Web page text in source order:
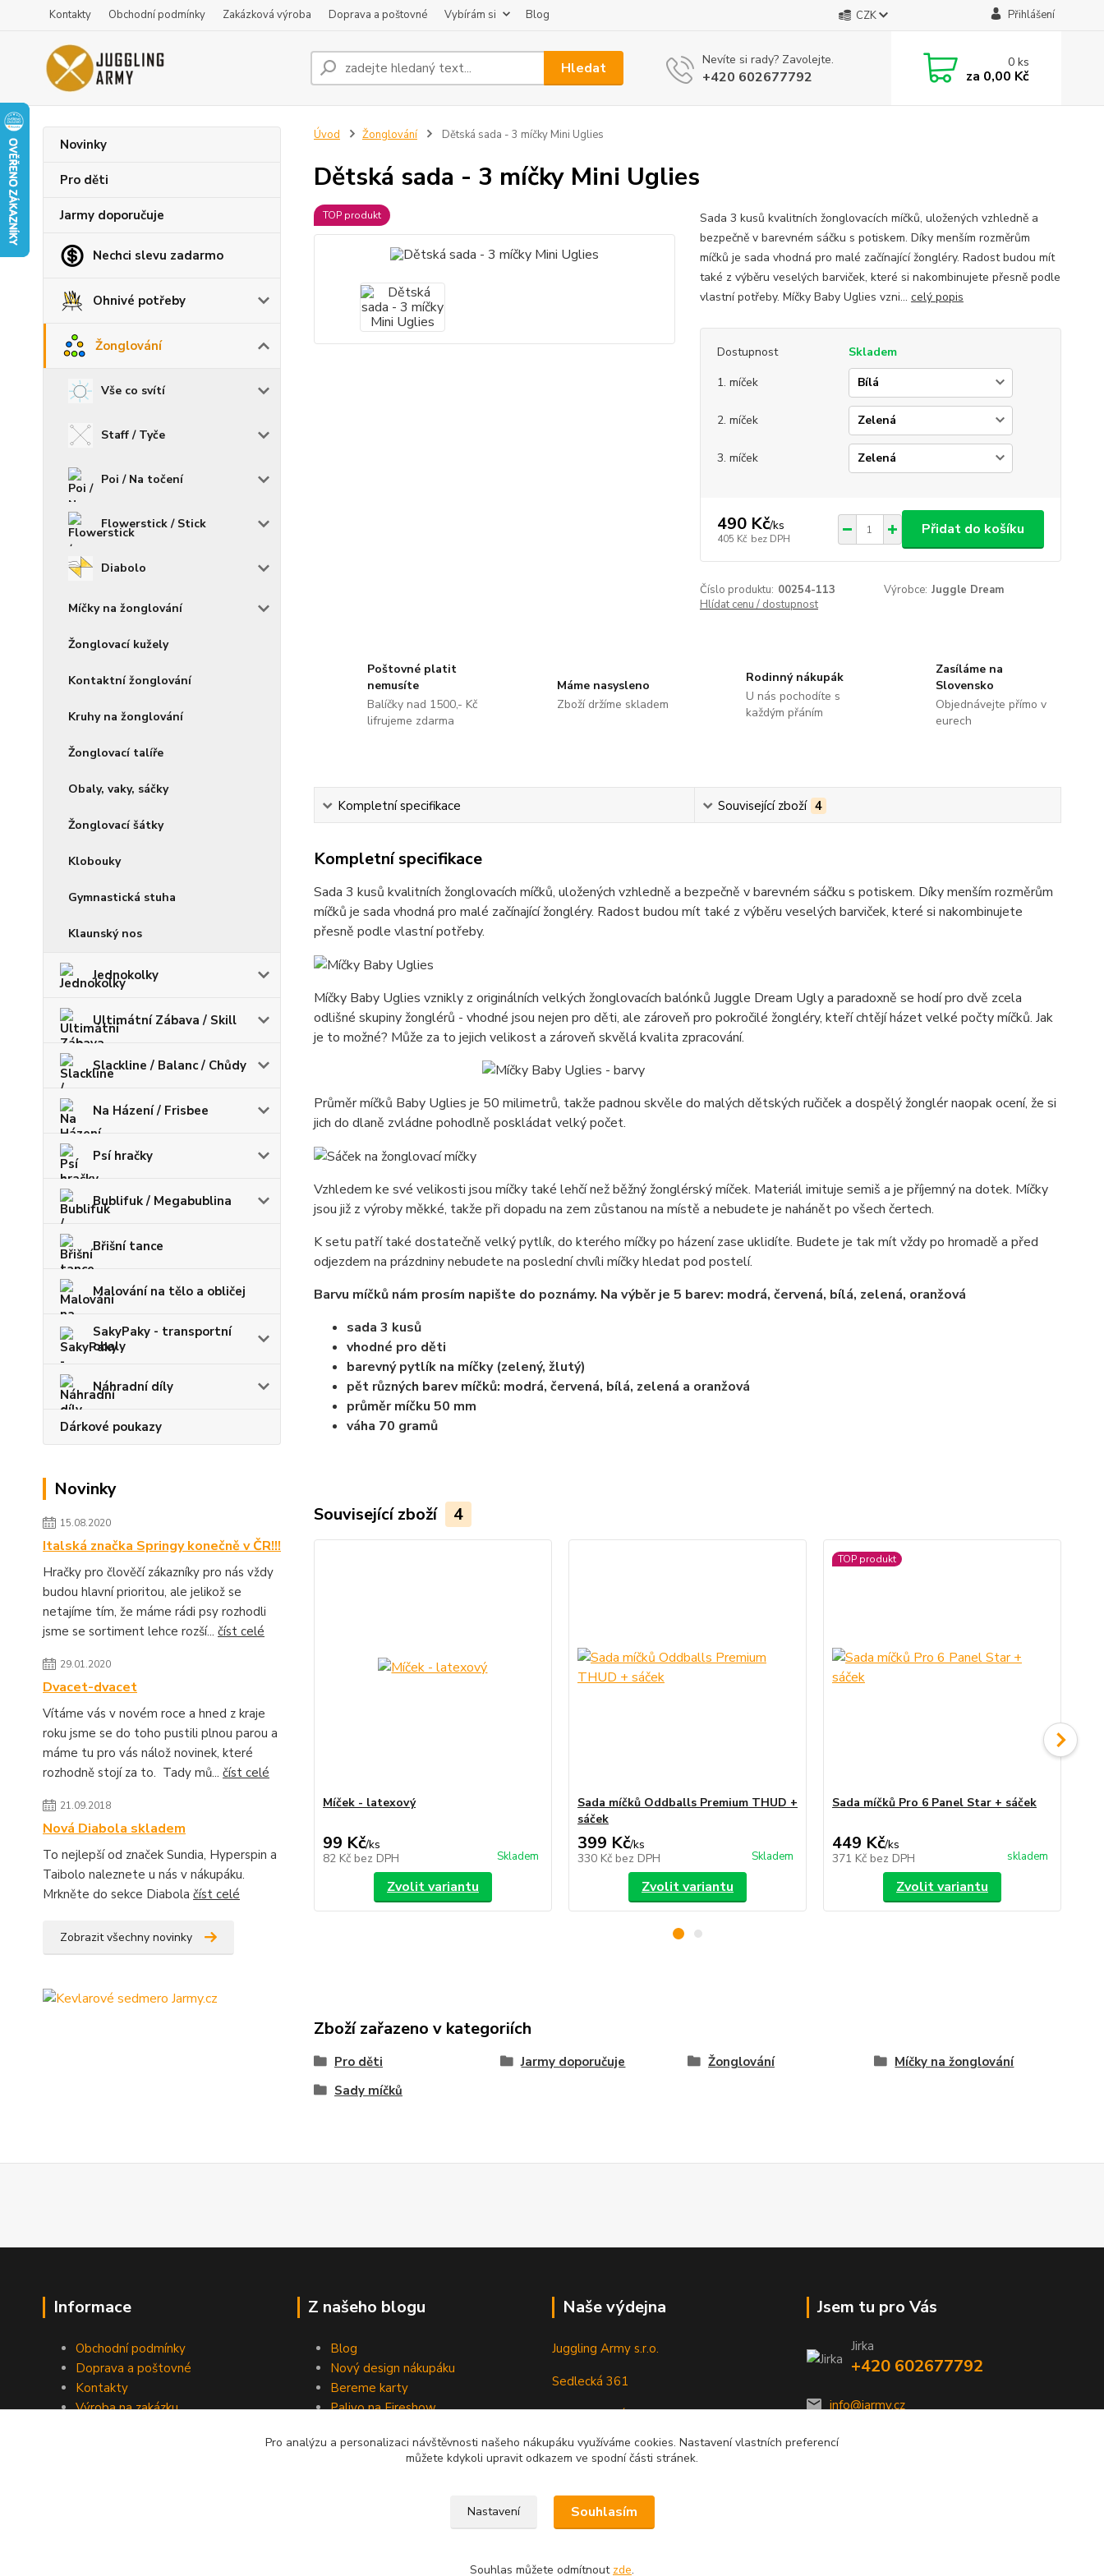
Kontakty Obchodní podmínky Zakázková výroba Doprava a poštovné Vybírám si Blog CZK Přihlášení
Hledat Nevíte si rady? Zavolejte.
+420 602677792
0ks
za 0,00 Kč
Novinky
Pro děti
Jarmy doporučuje
Nechci slevu zadarmo
Ohnivé potřeby
Žonglování
Vše co svítí
Staff / Tyče
Poi / Na točení
Flowerstick / Stick
Diabolo
Míčky na žonglování
Žonglovací kužely
Kontaktní žonglování
Kruhy na žonglování
Žonglovací talíře
Obaly, vaky, sáčky
Žonglovací šátky
Klobouky
Gymnastická stuha
Klaunský nos
Jednokolky
Ultimátní Zábava / Skill
Slackline / Balanc / Chůdy
Na Házení / Frisbee
Psí hračky
Bublifuk / Megabublina
Břišní tance
Malování na tělo a obličej
SakyPaky - transportní
obaly
Náhradní díly
Dárkové poukazy
Novinky
15.08.2020
Italská značka Springy konečně v ČR!!!
Hračky pro člověčí zákazníky pro nás vždy
budou hlavní prioritou, ale jelikož se
netajíme tím, že máme rádi psy rozhodli
jsme se sortiment lehce rozší... číst celé
29.01.2020
Dvacet-dvacet
Vítáme vás v novém roce a hned z kraje
roku jsme se do toho pustili plnou parou a
máme tu pro vás nálož novinek, které
rozhodně stojí za to. Tady mů... číst celé
21.09.2018
Nová Diabola skladem
To nejlepší od značek Sundia, Hyperspin a
Taibolo naleznete u nás v nákupáku.
Mrkněte do sekce Diabola číst celé
Zobrazit všechny novinky
Úvod Žonglování Dětská sada - 3 míčky Mini Uglies
Dětská sada - 3 míčky Mini Uglies
TOP produkt
Sada 3 kusů kvalitních žonglovacích míčků, uložených vzhledně a
bezpečně v barevném sáčku s potiskem. Díky menším rozměrům
míčků je sada vhodná pro malé začínající žongléry. Radost budou mít
také z výběru veselých barviček, které si nakombinujete přesně podle
vlastní potřeby. Míčky Baby Uglies vzni... celý popis
Dostupnost
Skladem
1. míček
2. míček
3. míček
490 Kč/ks
405 Kč bez DPH
Přidat do košíku
Číslo produktu: 00254-113 Výrobce: Juggle Dream
Hlídat cenu / dostupnost
Poštovné platit
nemusíte
Balíčky nad 1500,- Kč
lifrujeme zdarma
Máme nasysleno
Zboží držíme skladem
Rodinný nákupák
U nás pochodíte s
každým přáním
Zasíláme na
Slovensko
Objednávejte přímo v
eurech
Kompletní specifikace Související zboží 4
Kompletní specifikace
Sada 3 kusů kvalitních žonglovacích míčků, uložených vzhledně a bezpečně v barevném sáčku s potiskem. Díky menším rozměrům
míčků je sada vhodná pro malé začínající žongléry. Radost budou mít také z výběru veselých barviček, které si nakombinujete
přesně podle vlastní potřeby.
Míčky Baby Uglies vznikly z originálních velkých žonglovacích balónků Juggle Dream Ugly a paradoxně se hodí pro dvě zcela
odlišné skupiny žonglérů - vhodné jsou nejen pro děti, ale zároveň pro pokročilé žongléry, kteří chtějí házet velké počty míčků. Jak
je to možné? Může za to jejich velikost a zároveň skvělá kvalita zpracování.
Průměr míčků Baby Uglies je 50 milimetrů, takže padnou skvěle do malých dětských ručiček a dospělý žonglér naopak ocení, že si
jich do dlaně zvládne pohodlně poskládat velký počet.
Vzhledem ke své velikosti jsou míčky také lehčí než běžný žonglérský míček. Materiál imituje semiš a je příjemný na dotek. Míčky
jsou již z výroby měkké, takže při dopadu na zem zůstanou na místě a nebudete je nahánět po všech čertech.
K setu patří také dostatečně velký pytlík, do kterého míčky po házení zase uklidíte. Budete je tak mít vždy po hromadě a před
odjezdem na prázdniny nebudete na poslední chvíli míčky hledat pod postelí.
Barvu míčků nám prosím napište do poznámy. Na výběr je 5 barev: modrá, červená, bílá, zelená, oranžová
sada 3 kusů
vhodné pro děti
barevný pytlík na míčky (zelený, žlutý)
pět různých barev míčků: modrá, červená, bílá, zelená a oranžová
průměr míčku 50 mm
váha 70 gramů
Související zboží 4
Míček - latexový
99 Kč/ks
82 Kč bez DPH Skladem
Zvolit variantu
Sada míčků Oddballs Premium THUD +
sáček
399 Kč/ks
330 Kč bez DPH Skladem
Zvolit variantu
TOP produkt
Sada míčků Pro 6 Panel Star + sáček
449 Kč/ks
371 Kč bez DPH skladem
Zvolit variantu
Zboží zařazeno v kategoriích
Pro děti Jarmy doporučuje Žonglování
Míčky na žonglování
Sady míčků
Informace
Obchodní podmínky
Doprava a poštovné
Kontakty
Výroba na zakázku
Z našeho blogu
Blog
Nový design nákupáku
Bereme karty
Palivo na Fireshow
Naše výdejna
Juggling Army s.r.o.
Sedlecká 361
28401 Kutná Hora
Jsem tu pro Vás
Jirka
+420 602677792
info@jarmy.cz
Pro analýzu a personalizaci návštěvnosti našeho nákupáku využíváme cookies. Nastavení vlastních preferencí
můžete kdykoli upravit odkazem ve spodní části stránek.
Nastavení Souhlasím
Souhlas můžete odmítnout zde.